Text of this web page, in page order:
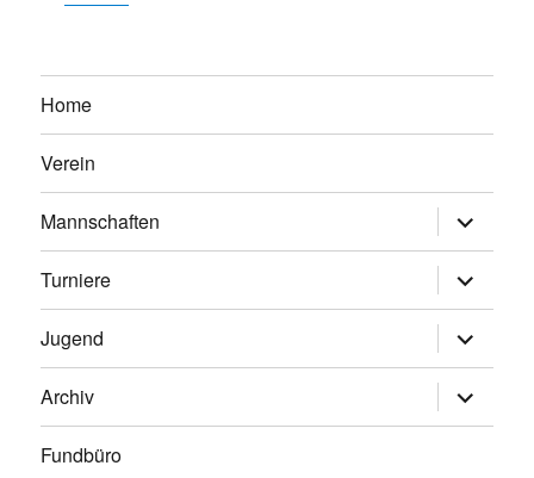
Home
Verein
Mannschaften
anzeigen
Turniere
anzeigen
Jugend
anzeigen
Archiv
anzeigen
Fundbüro